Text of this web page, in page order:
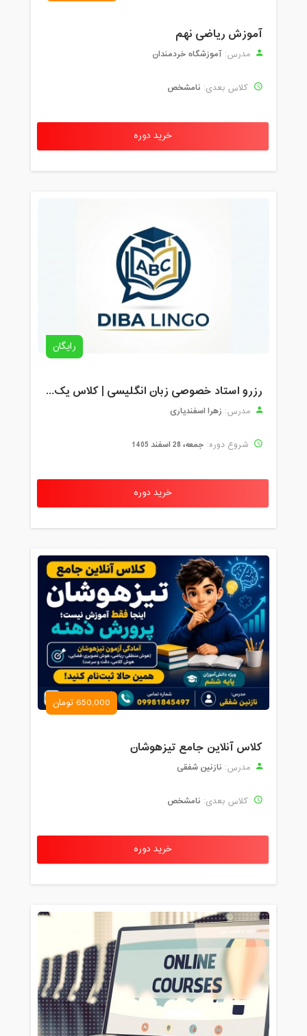
آموزش ریاضی نهم
مدرس: آموزشگاه خردمندان
کلاس بعدی: نامشخص
خرید دوره
رایگان
رزرو استاد خصوصی زبان انگلیسی | کلاس یک‌نفره با زهرا اسفندیاری + مشاوره رایگان
مدرس: زهرا اسفندیاری
شروع دوره: جمعه، 28 اسفند 1405
خرید دوره
650,000 تومان
کلاس آنلاین جامع تیزهوشان
مدرس: نازنین شفقی
کلاس بعدی: نامشخص
خرید دوره